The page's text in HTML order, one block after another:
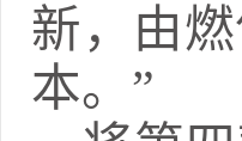
新，由
本。 ”